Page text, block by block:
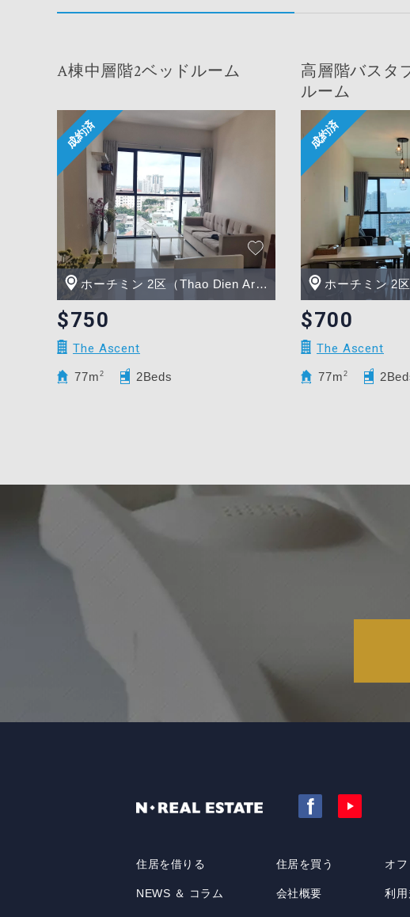
A棟中層階2ベッドルーム
ホーチミン 2区（Thao Dien Area）
$750
The Ascent
77m 2 2Beds
高層階バスタ
ルーム
ホーチミン 2区
$700
The Ascent
77m 2
住居を借りる 住居を買う オ
NEWS ＆ コラム 会社概要 利用